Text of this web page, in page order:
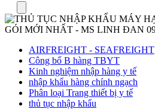
AIRFREIGHT - SEAFREIGHT
Công bố B hàng TBYT
Kinh nghiệm nhập hàng y tế
nhập khẩu hàng chính ngạch
Phân loại Trang thiết bị y tế
thủ tục nhập khẩu